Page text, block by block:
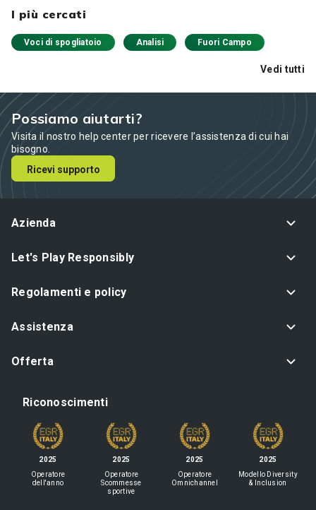
I più cercati
Voci di spogliatoio Analisi Fuori Campo
Vedi tutti
Possiamo aiutarti?
Visita il nostro help center per ricevere l’assistenza di cui hai
bisogno.
Ricevi supporto
Azienda
Let's Play Responsibly
Regolamenti e policy
Assistenza
Offerta
Riconoscimenti
2025
Operatore
dell'anno
2025
Operatore
Scommesse
sportive
2025
Operatore
Omnichannel
2025
Modello Diversity
& Inclusion